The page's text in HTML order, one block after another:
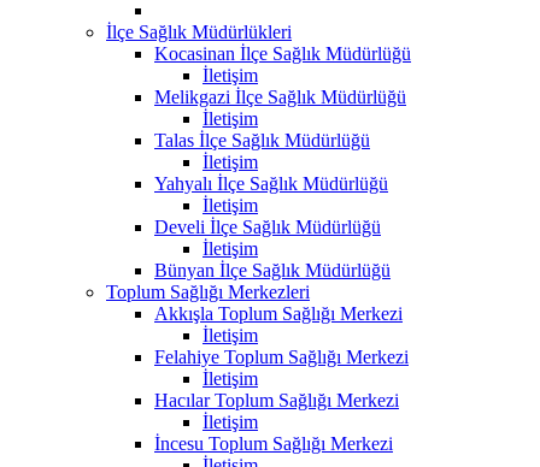
İlçe Sağlık Müdürlükleri
Kocasinan İlçe Sağlık Müdürlüğü
İletişim
Melikgazi İlçe Sağlık Müdürlüğü
İletişim
Talas İlçe Sağlık Müdürlüğü
İletişim
Yahyalı İlçe Sağlık Müdürlüğü
İletişim
Develi İlçe Sağlık Müdürlüğü
İletişim
Bünyan İlçe Sağlık Müdürlüğü
Toplum Sağlığı Merkezleri
Akkışla Toplum Sağlığı Merkezi
İletişim
Felahiye Toplum Sağlığı Merkezi
İletişim
Hacılar Toplum Sağlığı Merkezi
İletişim
İncesu Toplum Sağlığı Merkezi